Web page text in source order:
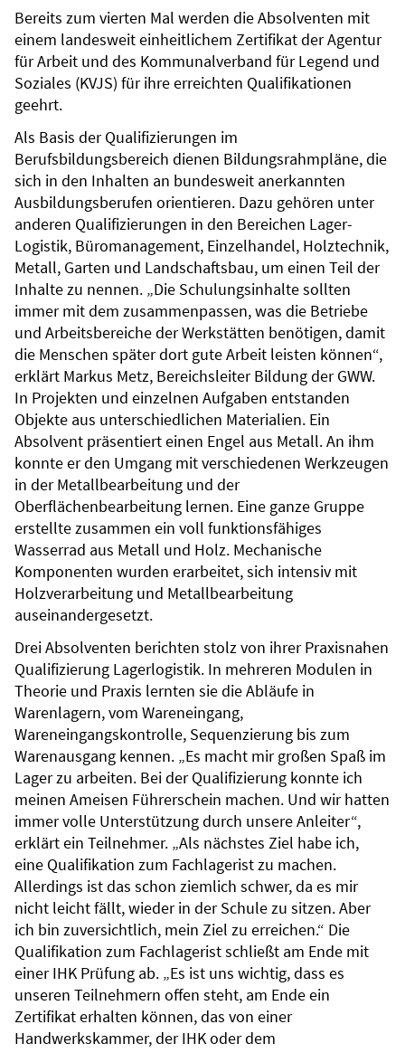
Bereits zum vierten Mal werden die Absolventen mit
einem landesweit einheitlichem Zertifikat der Agentur
für Arbeit und des Kommunalverband für Legend und
Soziales (KVJS) für ihre erreichten Qualifikationen
geehrt.
Als Basis der Qualifizierungen im
Berufsbildungsbereich dienen Bildungsrahmpläne, die
sich in den Inhalten an bundesweit anerkannten
Ausbildungsberufen orientieren. Dazu gehören unter
anderen Qualifizierungen in den Bereichen Lager-
Logistik, Büromanagement, Einzelhandel, Holztechnik,
Metall, Garten und Landschaftsbau, um einen Teil der
Inhalte zu nennen. „Die Schulungsinhalte sollten
immer mit dem zusammenpassen, was die Betriebe
und Arbeitsbereiche der Werkstätten benötigen, damit
die Menschen später dort gute Arbeit leisten können“,
erklärt Markus Metz, Bereichsleiter Bildung der GWW.
In Projekten und einzelnen Aufgaben entstanden
Objekte aus unterschiedlichen Materialien. Ein
Absolvent präsentiert einen Engel aus Metall. An ihm
konnte er den Umgang mit verschiedenen Werkzeugen
in der Metallbearbeitung und der
Oberflächenbearbeitung lernen. Eine ganze Gruppe
erstellte zusammen ein voll funktionsfähiges
Wasserrad aus Metall und Holz. Mechanische
Komponenten wurden erarbeitet, sich intensiv mit
Holzverarbeitung und Metallbearbeitung
auseinandergesetzt.
Drei Absolventen berichten stolz von ihrer Praxisnahen
Qualifizierung Lagerlogistik. In mehreren Modulen in
Theorie und Praxis lernten sie die Abläufe in
Warenlagern, vom Wareneingang,
Wareneingangskontrolle, Sequenzierung bis zum
Warenausgang kennen. „Es macht mir großen Spaß im
Lager zu arbeiten. Bei der Qualifizierung konnte ich
meinen Ameisen Führerschein machen. Und wir hatten
immer volle Unterstützung durch unsere Anleiter“,
erklärt ein Teilnehmer. „Als nächstes Ziel habe ich,
eine Qualifikation zum Fachlagerist zu machen.
Allerdings ist das schon ziemlich schwer, da es mir
nicht leicht fällt, wieder in der Schule zu sitzen. Aber
ich bin zuversichtlich, mein Ziel zu erreichen.“ Die
Qualifikation zum Fachlagerist schließt am Ende mit
einer IHK Prüfung ab. „Es ist uns wichtig, dass es
unseren Teilnehmern offen steht, am Ende ein
Zertifikat erhalten können, das von einer
Handwerkskammer, der IHK oder dem